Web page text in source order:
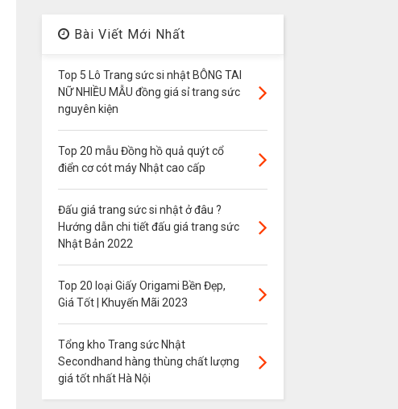
Bài Viết Mới Nhất
Top 5 Lô Trang sức si nhật BÔNG TAI
NỮ NHIỀU MẪU đồng giá sỉ trang sức
nguyên kiện
Top 20 mẫu Đồng hồ quả quýt cổ
điển cơ cót máy Nhật cao cấp
Đấu giá trang sức si nhật ở đâu ?
Hướng dẫn chi tiết đấu giá trang sức
Nhật Bản 2022
Top 20 loại Giấy Origami Bền Đẹp,
Giá Tốt | Khuyến Mãi 2023
Tổng kho Trang sức Nhật
Secondhand hàng thùng chất lượng
giá tốt nhất Hà Nội